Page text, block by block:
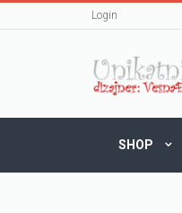
Login
SHOP